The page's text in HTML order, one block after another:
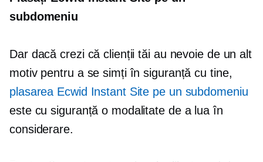
subdomeniu
Dar dacă crezi că clienții tăi au nevoie de un alt
motiv pentru a se simți în siguranță cu tine,
plasarea Ecwid Instant Site pe un subdomeniu
este cu siguranță o modalitate de a lua în
considerare.